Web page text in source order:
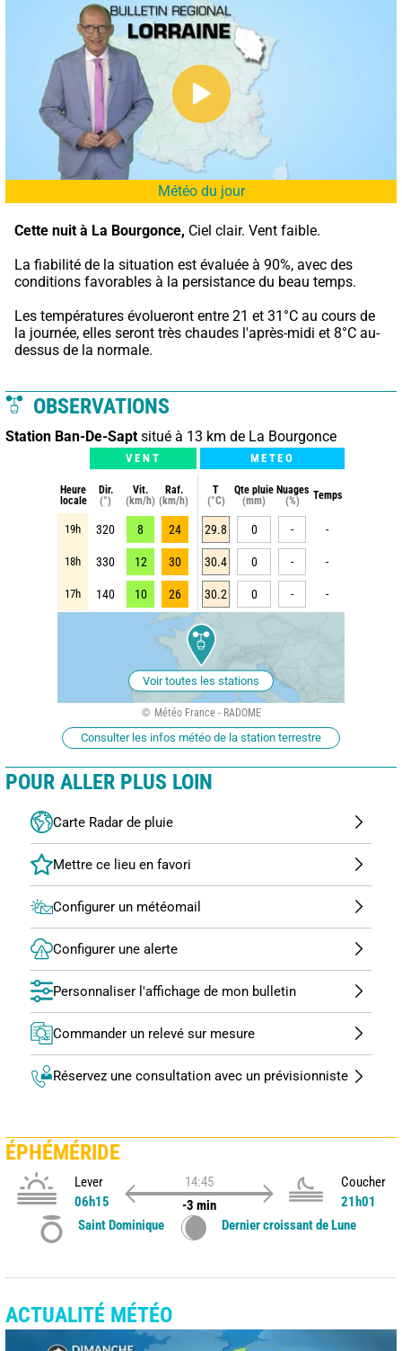
Météo du jour
Cette nuit à La Bourgonce, Ciel clair. Vent faible.
La fiabilité de la situation est évaluée à 90%, avec des
conditions favorables à la persistance du beau temps.
Les températures évolueront entre 21 et 31°C au cours de
la journée, elles seront très chaudes l'après-midi et 8°C au-
dessus de la normale.
OBSERVATIONS
Station Ban-De-Sapt situé à 13 km de La Bourgonce
VENT METEO
Heure
locale
Dir.
(°)
Vit.
(km/h)
Raf.
(km/h)
T
(°C)
Qte pluie
(mm)
Nuages
(%)
Temps
19h 320 8 24 29.8 0 - -
18h 330 12 30 30.4 0 - -
17h 140 10 26 30.2 0 - -
Voir toutes les stations
Météo France - RADOME
Consulter les infos météo de la station terrestre
POUR ALLER PLUS LOIN
Carte Radar de pluie
Configurer un météomail
Configurer une alerte
Personnaliser l'affichage de mon bulletin
Commander un relevé sur mesure
Réservez une consultation avec un prévisionniste
ÉPHÉMÉRIDE
Lever
06h15
14:45
-3 min
Coucher
21h01
Saint Dominique
Dernier croissant de Lune
ACTUALITÉ MÉTÉO